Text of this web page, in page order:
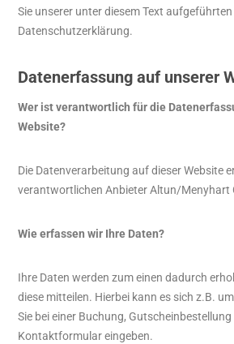
Sie unserer unter diesem Text aufgeführten
Datenschutzerklärung.
Datenerfassung auf unserer
Wer ist verantwortlich für die
Website?
Die Datenverarbeitung auf dieser Website
verantwortlichen Anbieter Altun/Menyhart
Wie erfassen wir Ihre Daten?
Ihre Daten werden zum einen dadurch
diese mitteilen. Hierbei kann es sich z.B.
Sie bei einer Buchung,
Kontaktformular eingeben.